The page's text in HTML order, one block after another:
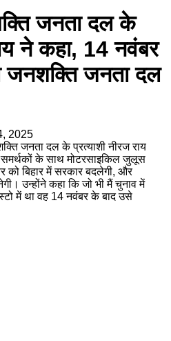
जनता दल के
ने कहा, 14 नवंबर
जनशक्ति जनता दल
2025
जनता दल के प्रत्याशी नीरज राय
के साथ मोटरसाइकिल जुलूस
को बिहार में सरकार बदलेगी, और
उन्होंने कहा कि जो भी मैं चुनाव में
में था वह 14 नवंबर के बाद उसे